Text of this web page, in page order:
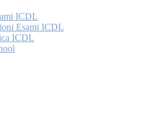
ICDL
Esami ICDL
ICDL